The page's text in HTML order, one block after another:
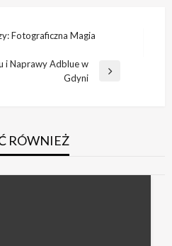
Fotograficzna Magia
i Naprawy Adblue w
Gdyni
RÓWNIEŻ